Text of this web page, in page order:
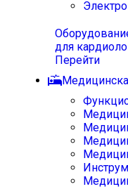
для
Перейти